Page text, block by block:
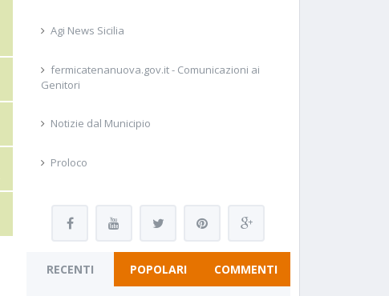
Agi News Sicilia
fermicatenanuova.gov.it - Comunicazioni ai
Genitori
Notizie dal Municipio
Proloco
RECENTI POPOLARI COMMENTI